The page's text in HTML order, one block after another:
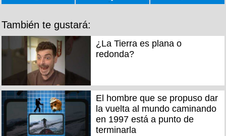
También te gustará:
¿La Tierra es plana o
redonda?
El hombre que se propuso dar
la vuelta al mundo caminando
en 1997 está a punto de
terminarla